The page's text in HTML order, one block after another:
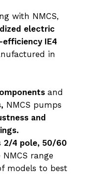
with NMCS,
electric
efficiency IE4
in
and
NMCS pumps
and
2/4 pole, 50/60
range
models to best